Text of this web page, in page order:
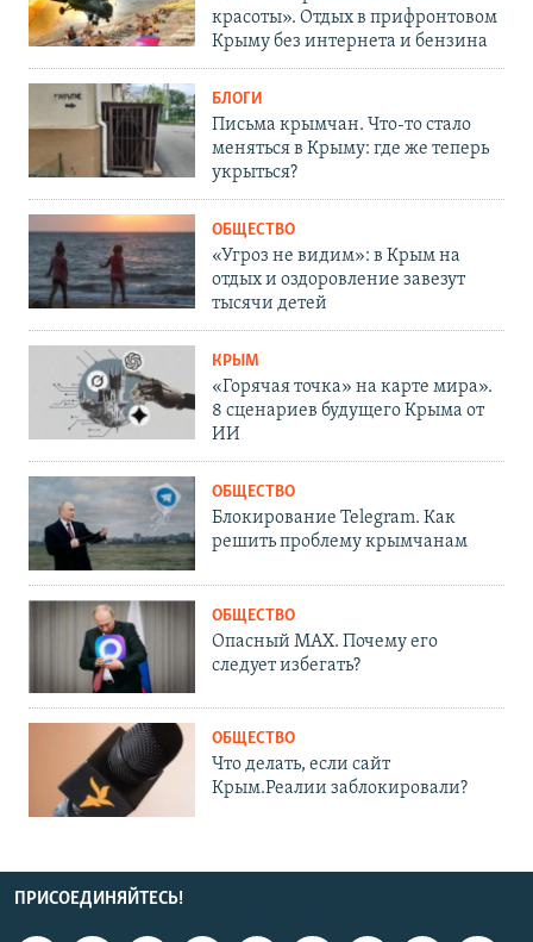
красоты». Отдых в прифронтовом
Крыму без интернета и бензина
БЛОГИ
Письма крымчан. Что-то стало
меняться в Крыму: где же теперь
укрыться?
ОБЩЕСТВО
«Угроз не видим»: в Крым на
отдых и оздоровление завезут
тысячи детей
КРЫМ
«Горячая точка» на карте мира».
8 сценариев будущего Крыма от
ИИ
ОБЩЕСТВО
Блокирование Telegram. Как
решить проблему крымчанам
ОБЩЕСТВО
Опасный MAX. Почему его
следует избегать?
ОБЩЕСТВО
Что делать, если сайт
Крым.Реалии заблокировали?
ПРИСОЕДИНЯЙТЕСЬ!